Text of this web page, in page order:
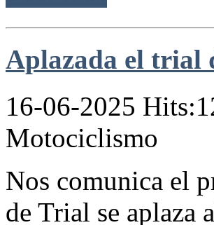
Aplazada el trial
16-06-2025
Motociclismo
Nos comunica el
de Trial se aplaza